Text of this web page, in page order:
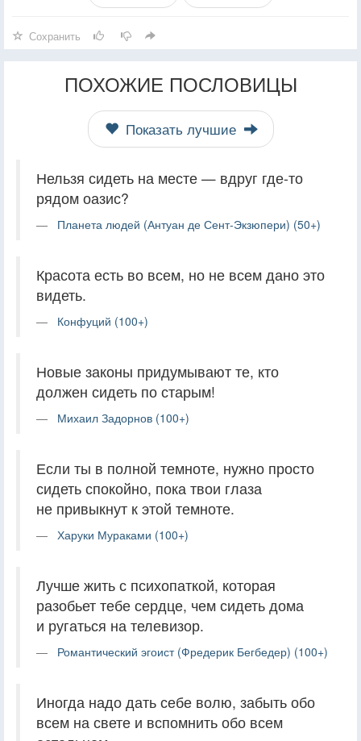
Сохранить
ПОХОЖИЕ ПОСЛОВИЦЫ
Показать лучшие
Нельзя сидеть на месте — вдруг где-то
рядом оазис?
Планета людей (Антуан де Сент-Экзюпери) (50+)
Красота есть во всем, но не всем дано это
видеть.
Конфуций (100+)
Новые законы придумывают те, кто
должен сидеть по старым!
Михаил Задорнов (100+)
Если ты в полной темноте, нужно просто
сидеть спокойно, пока твои глаза
не привыкнут к этой темноте.
Харуки Мураками (100+)
Лучше жить с психопаткой, которая
разобьет тебе сердце, чем сидеть дома
и ругаться на телевизор.
Романтический эгоист (Фредерик Бегбедер) (100+)
Иногда надо дать себе волю, забыть обо
всем на свете и вспомнить обо всем